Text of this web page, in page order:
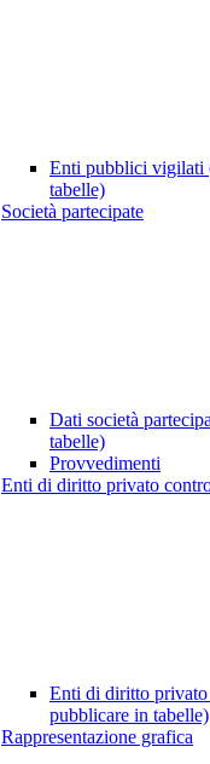
Enti pubblici vigilati
tabelle)
Società partecipate
Dati società
tabelle)
Provvedimenti
Enti di diritto privato
Enti di diritto
pubblicare in tabelle)
Rappresentazione grafica